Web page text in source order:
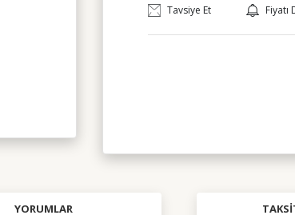
Tavsiye Et Fiyatı
YORUMLAR